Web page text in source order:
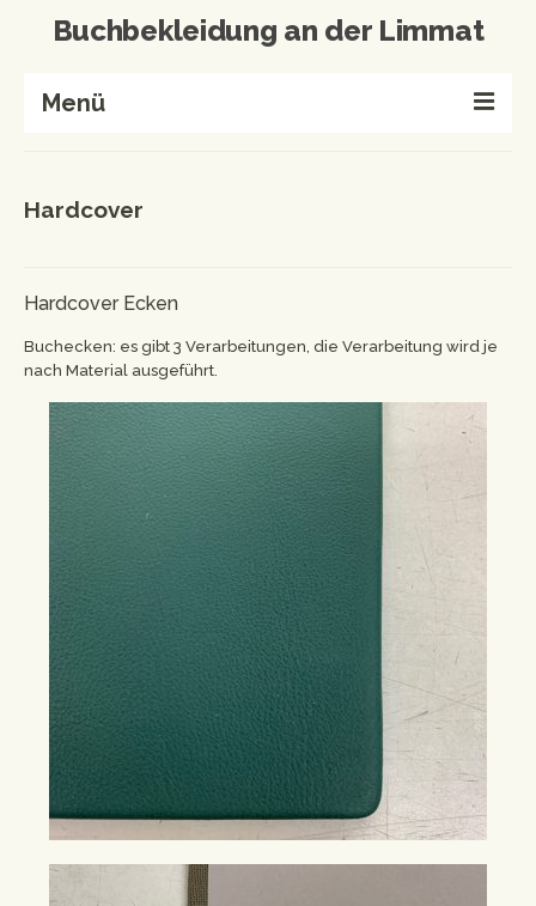
Buchbekleidung an der Limmat
Menü
Buchbinderei
Wissenswertes
Kontakt
Produkte von A-Z
Events & Workshops
Events
Workshops
Newsletter
Impressum
Datenschutzerklärung
Hardcover
Hardcover Ecken
Buchecken: es gibt 3 Verarbeitungen, die Verarbeitung wird je
nach Material ausgeführt.